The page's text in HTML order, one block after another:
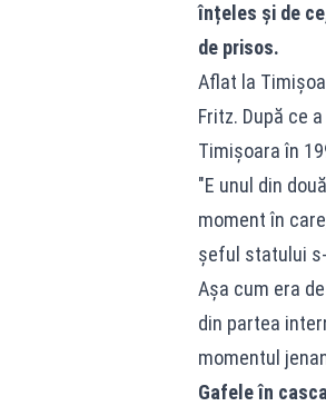
înțeles și de
de prisos.
Aflat la
Fritz. După ce
Timișoara în
"E unul din
moment în
șeful statului
Așa cum era
din partea
momentul
Gafele în